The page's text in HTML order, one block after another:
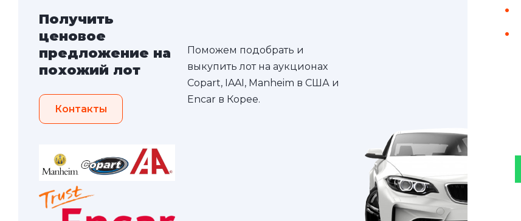
Получить
ценовое
предложение на
похожий лот
Контакты
Поможем подобрать и
выкупить лот на аукционах
Copart, IAAI, Manheim в США и
Encar в Корее.